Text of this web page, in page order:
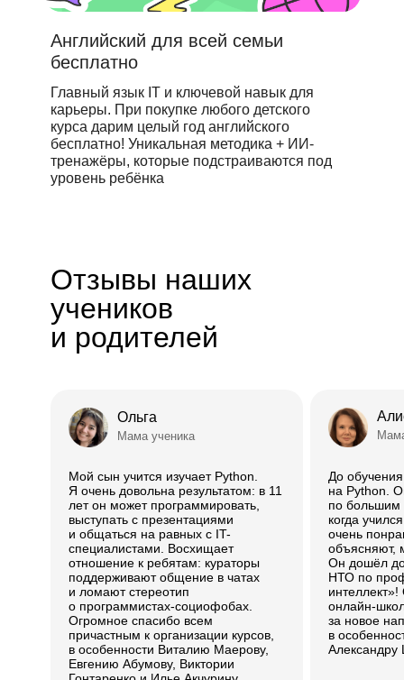
Английский для всей семьи
бесплатно
Главный язык IT и ключевой навык для
карьеры. При покупке любого детского
курса дарим целый год английского
бесплатно! Уникальная методика + ИИ-
тренажёры, которые подстраиваются под
уровень ребёнка
Отзывы наших
учеников
и родителей
До
на Python.
по большим
когда
очень
объясняют,
Он дошёл
НТО по
онлайн-
за новое
в
Александру
Мой сын учится изучает Python.
Я очень довольна результатом: в 11
лет он может программировать,
выступать с презентациями
и общаться на равных с IT-
специалистами. Восхищает
отношение к ребятам: кураторы
поддерживают общение в чатах
и ломают стереотип
о программистах-социофобах.
Огромное спасибо всем
причастным к организации курсов,
в особенности Виталию Маерову,
Евгению Абумову, Виктории
Ольга
Мама ученика